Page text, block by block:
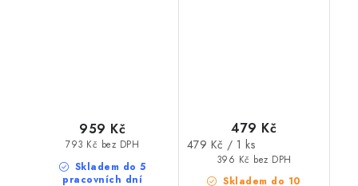
Skladem do 5
pracovních dní
793 Kč bez DPH
959 Kč
Skladem do 10
396 Kč bez DPH
479 Kč
Měrná
479 Kč / 1 ks